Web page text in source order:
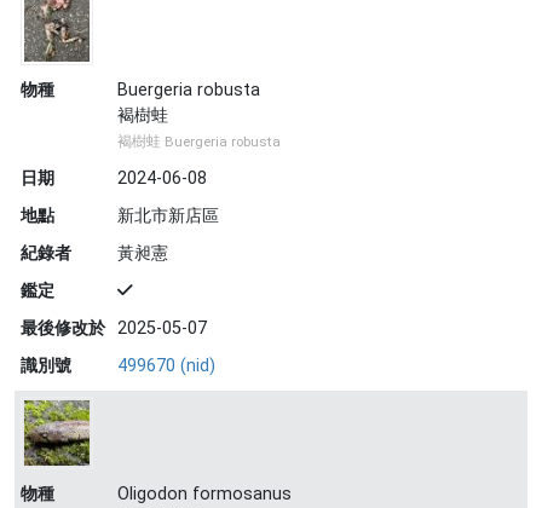
物種
Buergeria robusta
褐樹蛙
褐樹蛙 Buergeria robusta
日期
2024-06-08
地點
新北市新店區
紀錄者
黃昶憲
鑑定
最後修改於 2025-05-07
識別號
499670 (nid)
物種
Oligodon formosanus